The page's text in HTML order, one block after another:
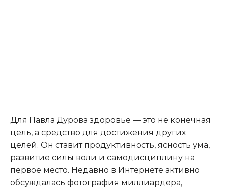
Для Павла Дурова здоровье — это не конечная
цель, а средство для достижения других
целей. Он ставит продуктивность, ясность ума,
развитие силы воли и самодисциплину на
первое место. Недавно в Интернете активно
обсуждалась фотография миллиардера,